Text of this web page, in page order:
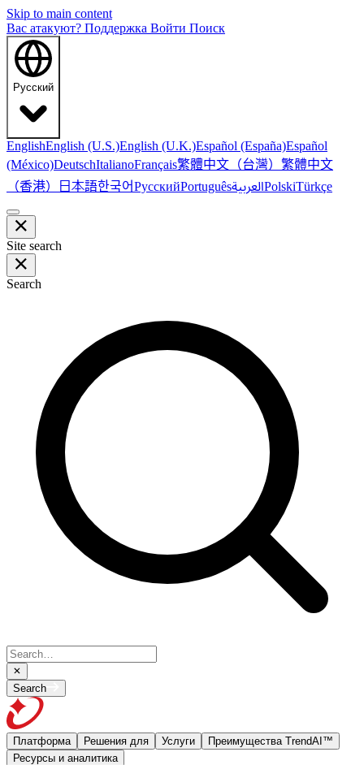
Skip to main content
Вас атакуют? Поддержка Войти Поиск
Русский
EnglishEnglish (U.S.)English (U.K.)Español (España)Español
(México)DeutschItalianoFrançais繁體中文（台灣） 繁體中文
（香港） 日本語한국어РусскийPortuguêsالعربيةPolskiTürkçe
Site search
Search
Search
Платформа Решения для Услуги
Преимущества TrendAI™
Ресурсы и аналитика